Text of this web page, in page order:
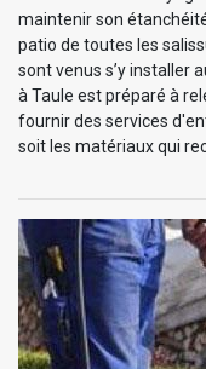
maintenir son
patio de toutes les
sont venus s’y installer
à Taule est préparé à
fournir des services
soit les matériaux qui